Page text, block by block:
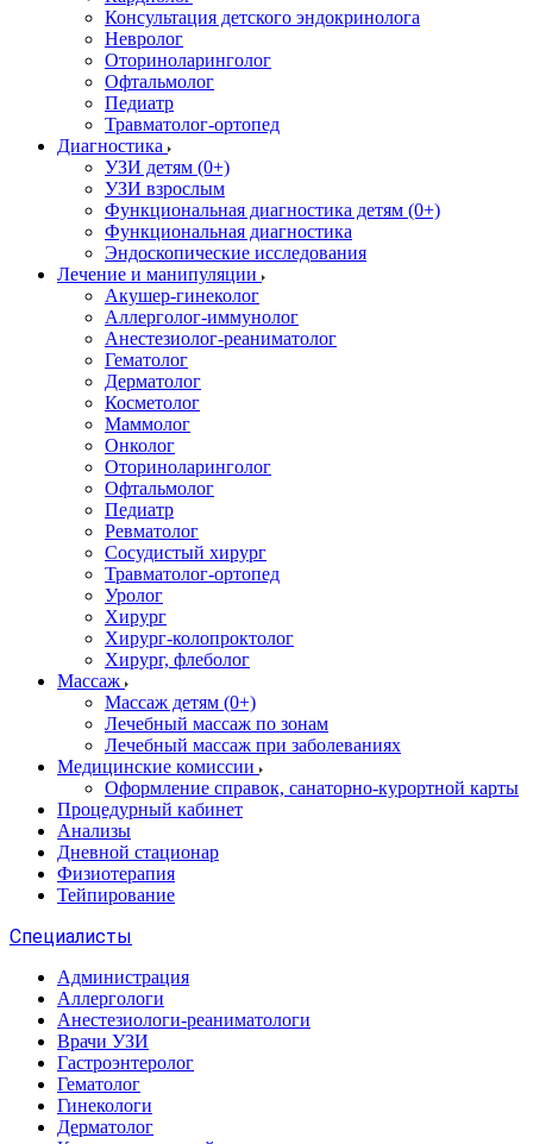
Консультация детского эндокринолога
Невролог
Оториноларинголог
Офтальмолог
Педиатр
Травматолог-ортопед
Диагностика
УЗИ детям (0+)
УЗИ взрослым
Функциональная диагностика детям (0+)
Функциональная диагностика
Эндоскопические исследования
Лечение и манипуляции
Акушер-гинеколог
Аллерголог-иммунолог
Анестезиолог-реаниматолог
Гематолог
Дерматолог
Косметолог
Маммолог
Онколог
Оториноларинголог
Офтальмолог
Педиатр
Ревматолог
Сосудистый хирург
Травматолог-ортопед
Уролог
Хирург
Хирург-колопроктолог
Хирург, флеболог
Массаж
Массаж детям (0+)
Лечебный массаж по зонам
Лечебный массаж при заболеваниях
Медицинские комиссии
Оформление справок, санаторно-курортной карты
Процедурный кабинет
Анализы
Дневной стационар
Физиотерапия
Тейпирование
Специалисты
Администрация
Аллергологи
Анестезиологи-реаниматологи
Врачи УЗИ
Гастроэнтеролог
Гематолог
Гинекологи
Дерматолог